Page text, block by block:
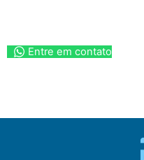
Entre em contato